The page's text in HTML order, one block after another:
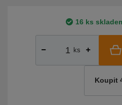
16 ks
ks
Koupit